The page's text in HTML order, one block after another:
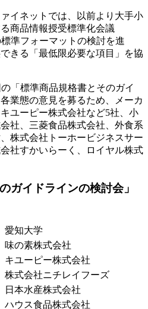
イネットでは、以前より大手小
商品情報授受標準化会議
標準フォーマットの検討を進
きる「最低限必要な項目」を協
「標準商品規格書とそのガイ
業態の意見を募るため、メーカ
ユーピー株式会社など5社、小
社、三菱食品株式会社、外食系
株式会社トーホービジネスサー
社すかいらーく、ロイヤル株式
ガイドラインの検討会」
愛知大学
味の素株式会社
キユーピー株式会社
株式会社ニチレイフーズ
日本水産株式会社
ハウス食品株式会社